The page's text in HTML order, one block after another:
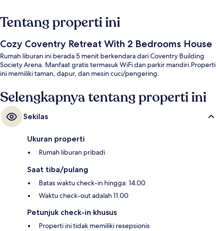
Tentang properti ini
Cozy Coventry Retreat With 2 Bedrooms House
Rumah liburan ini berada 5 menit berkendara dari Coventry Building
Society Arena. Manfaat gratis termasuk WiFi dan parkir mandiri.Properti
ini memiliki taman, dapur, dan mesin cuci/pengering.
Selengkapnya tentang properti ini
Sekilas
Ukuran properti
Rumah liburan pribadi
Saat tiba/pulang
Batas waktu check-in hingga: 14.00
Waktu check-out adalah 11.00
Petunjuk check-in khusus
Properti ini tidak memiliki resepsionis